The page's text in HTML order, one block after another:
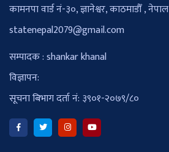
कामनपा वार्ड नं-३०, ज्ञानेश्वर, काठमाडौँ , नेपाल
statenepal2079@gmail.com
सम्पादक : shankar khanal
विज्ञापन:
सूचना बिभाग दर्ता नं: ३९०१-२०७९/८०